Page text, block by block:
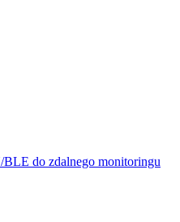
BLE do zdalnego monitoringu